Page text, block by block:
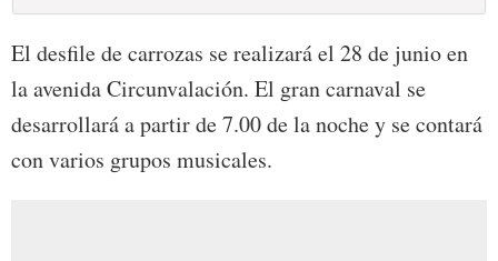
El desfile de carrozas se realizará el 28 de junio en
la avenida Circunvalación. El gran carnaval se
desarrollará a partir de 7.00 de la noche y se contará
con varios grupos musicales.